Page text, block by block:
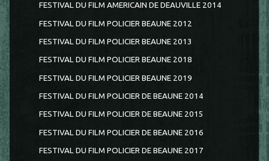
FESTIVAL DU FILM AMERICAIN DE DEAUVILLE 2014
FESTIVAL DU FILM POLICIER BEAUNE 2012
FESTIVAL DU FILM POLICIER BEAUNE 2013
FESTIVAL DU FILM POLICIER BEAUNE 2018
FESTIVAL DU FILM POLICIER BEAUNE 2019
FESTIVAL DU FILM POLICIER DE BEAUNE 2014
FESTIVAL DU FILM POLICIER DE BEAUNE 2015
FESTIVAL DU FILM POLICIER DE BEAUNE 2016
FESTIVAL DU FILM POLICIER DE BEAUNE 2017